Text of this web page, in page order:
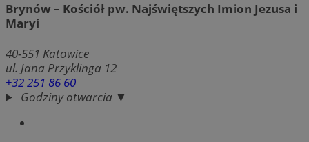
Brynów – Kościół pw. Najświętszych Imion Jezusa i
Maryi
40-551 Katowice
ul. Jana Przyklinga 12
+32 251 86 60
Godziny otwarcia ▼